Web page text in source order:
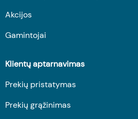
Akcijos
Gamintojai
Klientų aptarnavimas
Prekių pristatymas
Prekių grąžinimas